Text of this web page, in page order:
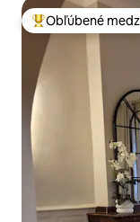
Najobľúbenejšie
Obľúbené